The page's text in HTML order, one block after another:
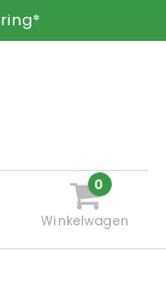
0
Winkelwagen